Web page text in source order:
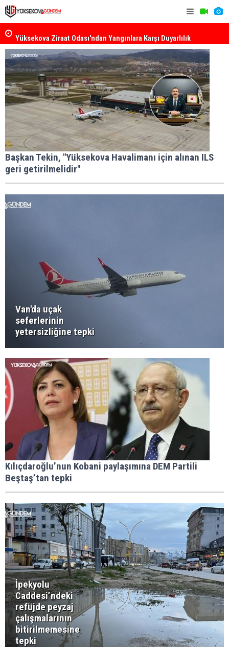
Yüksekova Ziraat Odası'ndan Yangınlara Karşı Duyarlılık
Çağrısı
Başkan Tekin, "Yüksekova Havalimanı için alınan ILS
geri getirilmelidir"
Van'da uçak
seferlerinin
yetersizliğine tepki
Kılıçdaroğlu’nun Kobani paylaşımına DEM Partili
Beştaş’tan tepki
İpekyolu
Caddesi’ndeki
refüjde peyzaj
çalışmalarının
bitirilmemesine
tepki